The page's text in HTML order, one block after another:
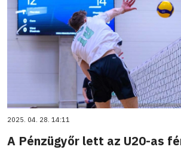
2025. 04. 28. 14:11
A Pénzügyőr lett az U20-as